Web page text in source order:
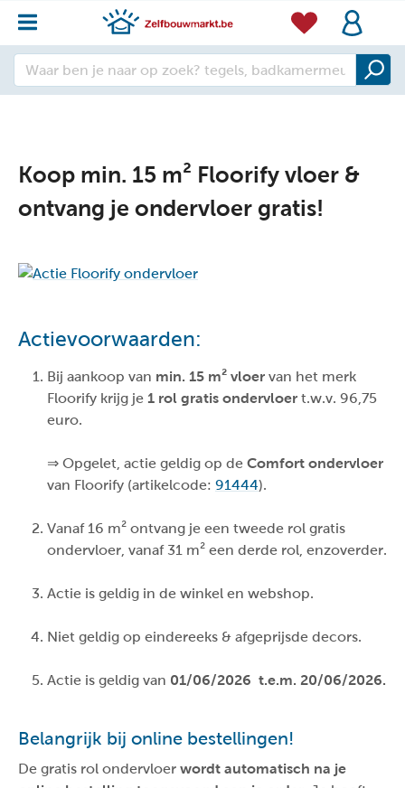
Koop min. 15 m² Floorify vloer &
ontvang je ondervloer gratis!
Actievoorwaarden:
Bij aankoop van min. 15 m² vloer van het merk
Floorify krijg je 1 rol gratis ondervloer t.w.v. 96,75
euro.
⇒ Opgelet, actie geldig op de Comfort ondervloer
van Floorify (artikelcode: 91444).
Vanaf 16 m² ontvang je een tweede rol gratis
ondervloer, vanaf 31 m² een derde rol, enzoverder.
Actie is geldig in de winkel en webshop.
Niet geldig op eindereeks & afgeprijsde decors.
Actie is geldig van 01/06/2026 t.e.m. 20/06/2026.
Belangrijk bij online bestellingen!
De gratis rol ondervloer wordt automatisch na je